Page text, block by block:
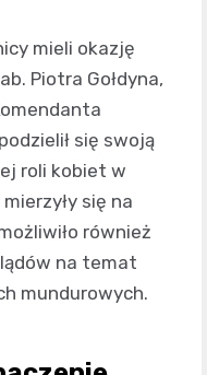
mieli okazję
Piotra Gołdyna,
się swoją
roli kobiet w
się na
również
na temat
mundurowych.